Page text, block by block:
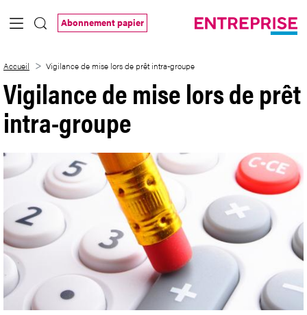
Saut au contenu principal
Abonnement papier
Accueil Vigilance de mise lors de prêt intra-groupe
Vigilance de mise lors de prêt
intra-groupe